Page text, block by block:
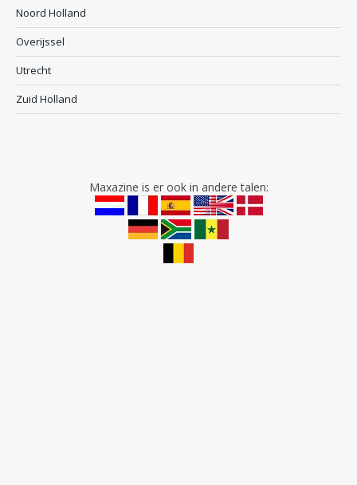
Noord Holland
Overijssel
Utrecht
Zuid Holland
Maxazine is er ook in andere talen: